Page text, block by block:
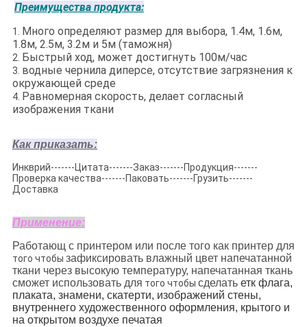
Преимущества продукта:
1. Много определяют размер для выбора, 1.4м, 1.6м,
1.8м, 2.5м, 3.2м и 5м (таможня)
2. Быстрый ход, может достигнуть 100м/час
3. водные чернила диперсе, отсутствие загрязнения к
окружающей среде
4. Равномерная скорость, делает согласный
изображения ткани
Как приказать:
Инкврий-------Цитата-------Заказ-------Продукция-------
Проверка качества-------Паковать-------Грузить-------
Доставка
Применение:
Работающ с принтером или после того как принтер для
того чтобы зафиксировать влажный цвет напечатанной
ткани через высокую температуру, напечатанная ткань
сможет использовать для того чтобы сделать етк флага,
плаката, знамени, скатерти, изображений стены,
внутреннего художественного оформления, крытого и
на открытом воздухе печатая